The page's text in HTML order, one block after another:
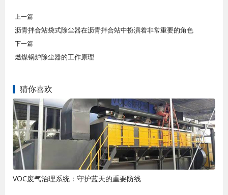
上一篇
沥青拌合站袋式除尘器在沥青拌合站中扮演着非常重要的角色
下一篇
燃煤锅炉除尘器的工作原理
猜你喜欢
VOC废气治理系统：守护蓝天的重要防线